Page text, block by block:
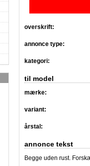
overskrift:
annonce type:
kategori:
til model
mærke:
variant:
årstal:
annonce tekst
Begge uden rust.